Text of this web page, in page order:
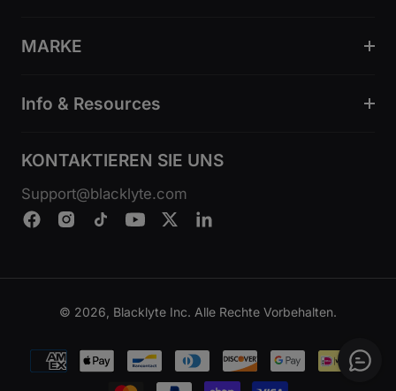
MARKE
Info & Resources
KONTAKTIEREN SIE UNS
Support@blacklyte.com
© 2026, Blacklyte Inc. Alle Rechte Vorbehalten.
Zahlungsmethoden